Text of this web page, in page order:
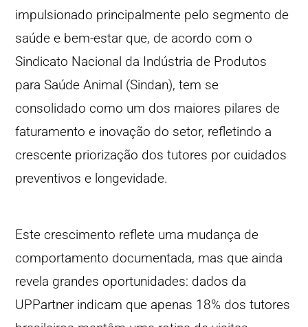
impulsionado principalmente pelo segmento de
saúde e bem-estar que, de acordo com o
Sindicato Nacional da Indústria de Produtos
para Saúde Animal (Sindan), tem se
consolidado como um dos maiores pilares de
faturamento e inovação do setor, refletindo a
crescente priorização dos tutores por cuidados
preventivos e longevidade.
Este crescimento reflete uma mudança de
comportamento documentada, mas que ainda
revela grandes oportunidades: dados da
UPPartner indicam que apenas 18% dos tutores